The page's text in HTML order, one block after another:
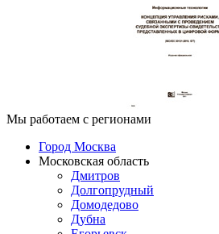
Мы работаем с регионами
Город Москва
Московская область
Дмитров
Долгопрудный
Домодедово
Дубна